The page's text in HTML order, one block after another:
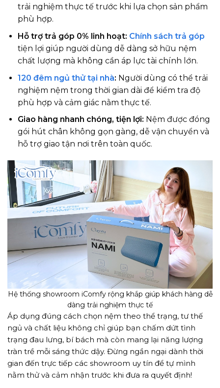
trải nghiệm thực tế trước khi lựa chọn sản phẩm
phù hợp.
Hỗ trợ trả góp 0% linh hoạt: Chính sách trả góp
tiện lợi giúp người dùng dễ dàng sở hữu nệm
chất lượng mà không cần áp lực tài chính lớn.
120 đêm ngủ thử tại nhà: Người dùng có thể trải
nghiệm nệm trong thời gian dài để kiểm tra độ
phù hợp và cảm giác nằm thực tế.
Giao hàng nhanh chóng, tiện lợi: Nệm được đóng
gói hút chân không gọn gàng, dễ vận chuyển và
hỗ trợ giao tận nơi trên toàn quốc.
Hệ thống showroom iComfy rộng khắp giúp khách hàng dễ
dàng trải nghiệm thực tế
Áp dụng đúng cách chọn nệm theo thể trạng, tư thế
ngủ và chất liệu không chỉ giúp bạn chấm dứt tình
trạng đau lưng, bí bách mà còn mang lại năng lượng
tràn trề mỗi sáng thức dậy. Đừng ngần ngại dành thời
gian đến trực tiếp các showroom uy tín để tự mình
nằm thử và cảm nhận trước khi đưa ra quyết định!